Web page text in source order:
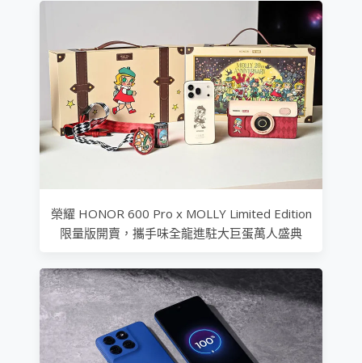
榮耀 HONOR 600 Pro x MOLLY Limited Edition
限量版開賣，攜手味全龍進駐大巨蛋萬人盛典